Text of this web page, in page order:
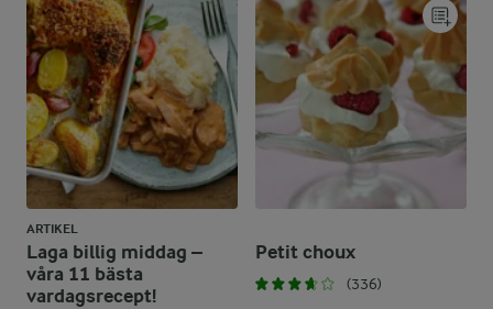
ARTIKEL
Laga billig middag –
våra 11 bästa
vardagsrecept!
Petit choux
(336)